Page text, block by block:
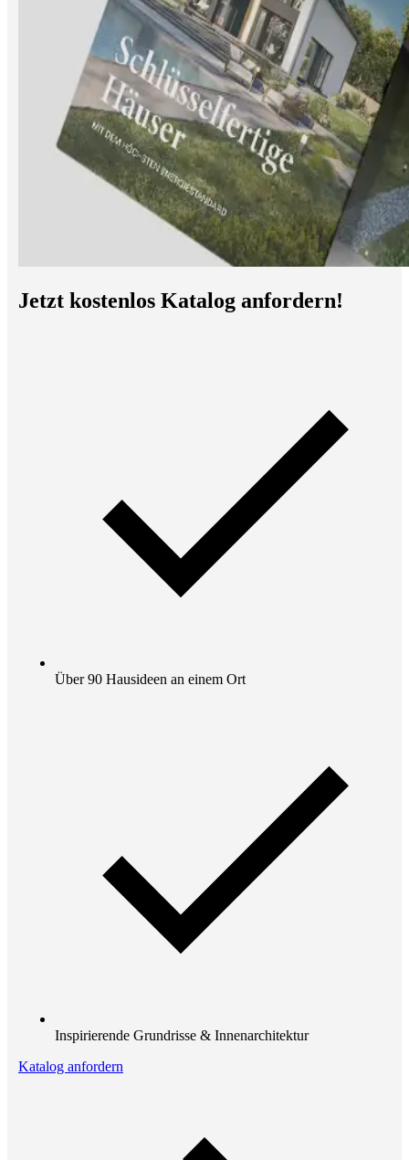
Jetzt kostenlos Katalog anfordern!
Über 90 Hausideen an einem Ort
Inspirierende Grundrisse & Innenarchitektur
Katalog anfordern